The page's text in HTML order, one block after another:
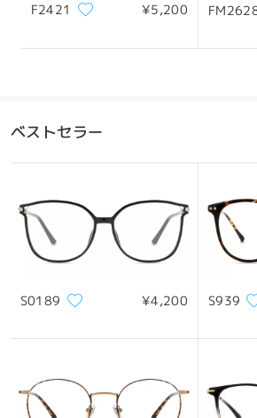
F2421 ¥5,200
ベストセラー
S0189 ¥4,200 S939